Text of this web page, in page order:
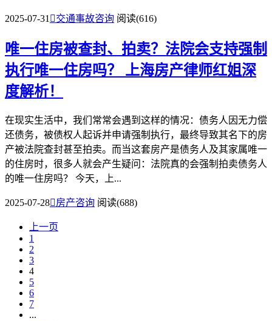
2025-07-31 交通事故咨询 阅读(616)
唯一住房被查封、拍卖？法院会支持强制
执行唯一住房吗？ 上海房产律师红姐深
度解析！
在现实生活中，我们常常会遇到这样的情况：债务人因无力偿
还债务，被债权人起诉并申请强制执行，最终导致其名下的房
产被法院查封甚至拍卖。而当这套房产是债务人及其家属唯一
的住房时，很多人就会产生疑问：法院真的会强制拍卖债务人
的唯一住房吗？ 今天，上...
2025-07-28房产咨询 阅读(688)
上一页
1
2
3
4
5
6
7
...